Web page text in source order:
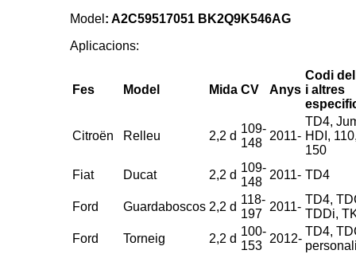
Model : A2C59517051 BK2Q9K546AG
Aplicacions:
Fes Model Mida CV Anys
Codi
i altres
Citroën Relleu 2,2 d
109-
148
2011-
TD4,
HDI,
150
Fiat
Ducat 2,2 d
109-
148
2011- TD4
Ford Guardaboscos 2,2 d
118-
197
2011-
TD4,
TDDi,
Ford
Torneig 2,2 d
100-
153
2012-
TD4,